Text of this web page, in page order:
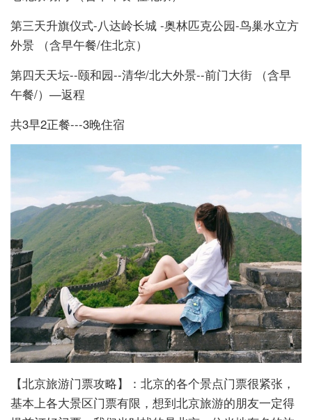
第三天升旗仪式-八达岭长城 -奥林匹克公园-鸟巢水立方
外景 （含早午餐/住北京）
第四天天坛--颐和园--清华/北大外景--前门大街 （含早
午餐/）—返程
共3早2正餐---3晚住宿
【北京旅游门票攻略】：北京的各个景点门票很紧张，
基本上各大景区门票有限，想到北京旅游的朋友一定得